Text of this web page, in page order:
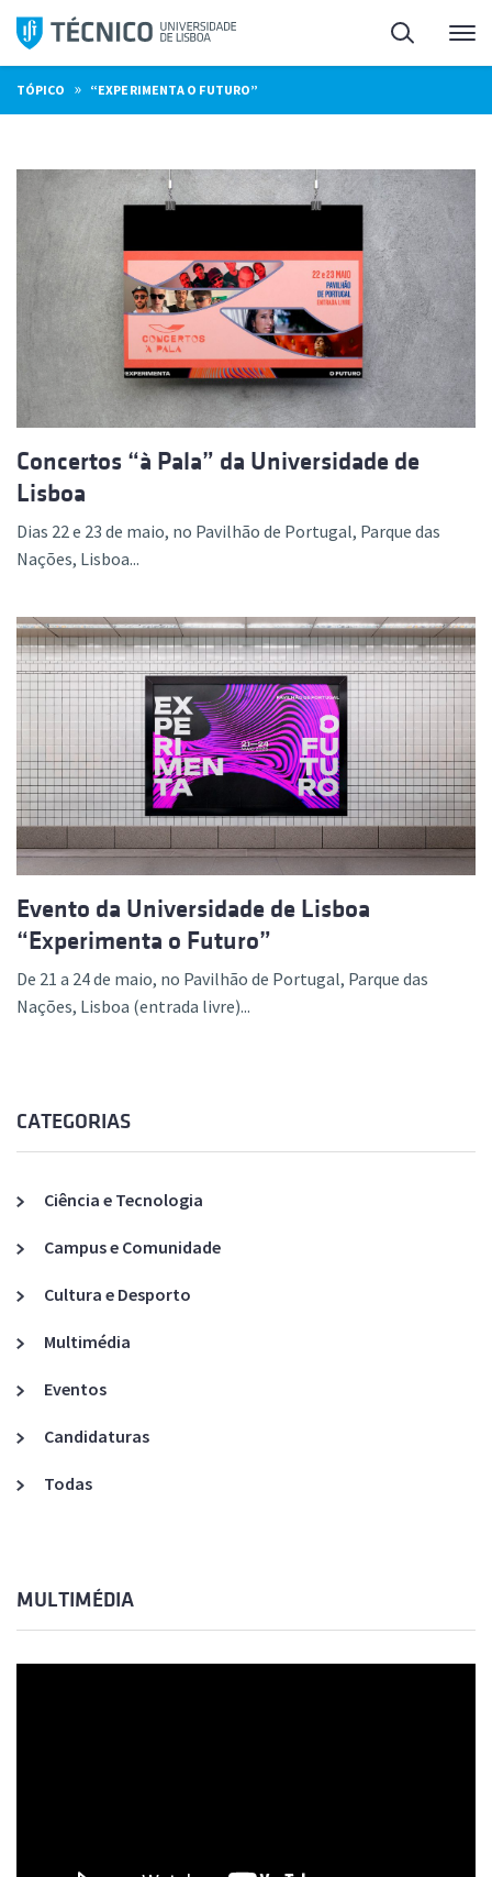
Saltar
para
o
conteúdo
Pesquisa
TÓPICO » “EXPERIMENTA O FUTURO”
Concertos “à Pala” da Universidade de
Lisboa
Dias 22 e 23 de maio, no Pavilhão de Portugal, Parque das
Nações, Lisboa...
Evento da Universidade de Lisboa
“Experimenta o Futuro”
De 21 a 24 de maio, no Pavilhão de Portugal, Parque das
Nações, Lisboa (entrada livre)...
CATEGORIAS
Ciência e Tecnologia
Campus e Comunidade
Cultura e Desporto
Multimédia
Eventos
Candidaturas
Todas
MULTIMÉDIA